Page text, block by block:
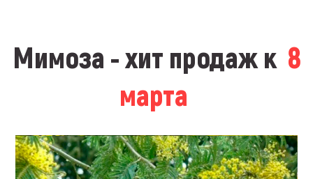
Мимоза - хит продаж к 8
марта